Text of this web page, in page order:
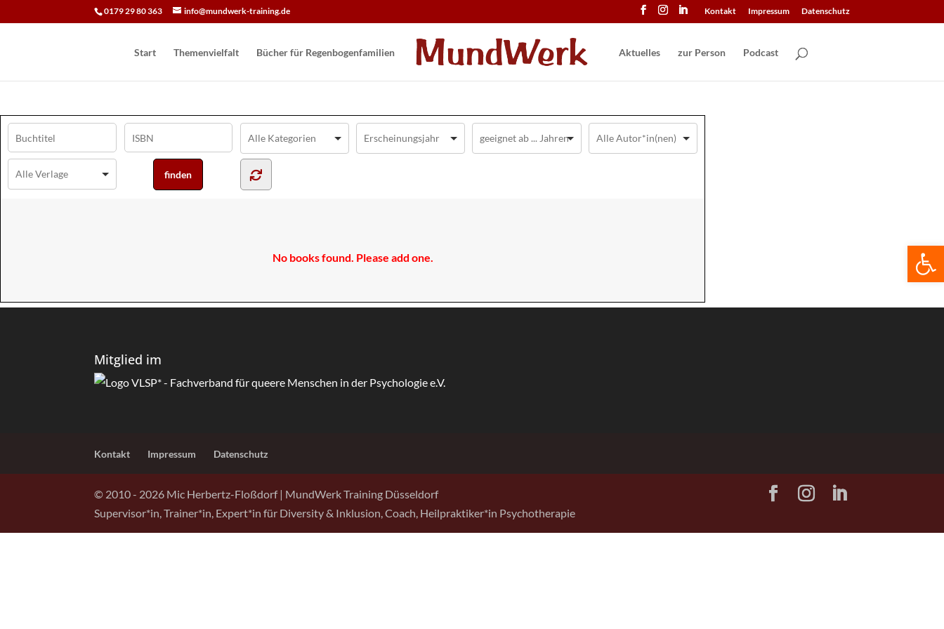
0179 29 80 363 info@mundwerk-training.de Kontakt Impressum Datenschutz
Start Themenvielfalt Bücher für Regen­bogen­familien Aktuelles zur Person Podcast
No books found. Please add one.
Mitglied im
Kontakt Impressum Datenschutz
© 2010 - 2026 Mic Herbertz-Floßdorf | MundWerk Training Düsseldorf
Supervisor*in, Trainer*in, Expert*in für Diversity & Inklusion, Coach, Heilpraktiker*in Psychotherapie